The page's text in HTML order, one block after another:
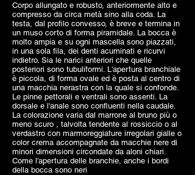
Corpo allungato e robusto, anteriormente alto e
compresso da circa metà sino alla coda. La
testa, dal profilo convesso, è breve e termina in
un muso corto di forma piramidale. La bocca è
molto ampia e su ogni mascella sono piazzati,
in una sola fila, dei denti acuminati e ricurvi
indietro. Sia le narici anteriori che quelle
posteriori sono tubuliformi. L'apertura branchiale
è piccola, di forma ovale ed è posta al centro di
una macchia nerastra con la quale si confonde.
Le pinne pettorali e ventrali sono assenti. La
dorsale e l'anale sono confluenti nella caudale.
La colorazione varia dal marrone al bruno più o
meno scuro , talvolta tendente al rossiccio o al
verdastro con marmoreggiature irregolari gialle o
color crema accompagnate da macchie nere di
minori dimensioni circondate da aloni chiari.
Come l'apertura delle branchie, anche i bordi
della bocca sono neri